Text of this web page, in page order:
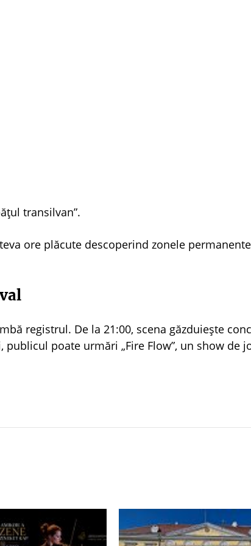
transilvan”.
ore plăcute descoperind zonele
registrul. De la 21:00, scena găzduiește
publicul poate urmări „Fire Flow”, un show de